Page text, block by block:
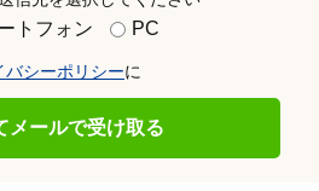
トフォン PC
バシーポリシーに
メールで受け取る